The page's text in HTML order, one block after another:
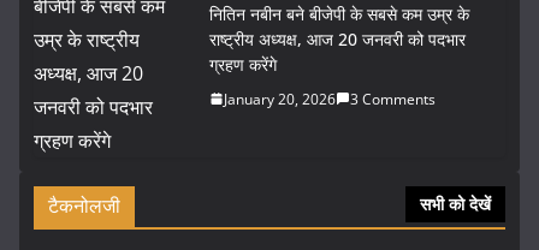
नितिन नबीन बने बीजेपी के सबसे कम उम्र के
राष्ट्रीय अध्यक्ष, आज 20 जनवरी को पदभार
ग्रहण करेंगे
January 20, 2026 3 Comments
टैकनोलजी सभी को देखें